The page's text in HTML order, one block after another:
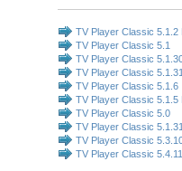
TV Player Classic 5.1.2
TV Player Classic 5.1
TV Player Classic
TV Player Classic 5.1.31
TV Player Classic 5.1.6
TV Player Classic 5.1.5
TV Player Classic 5.0
TV Player Classic 5.1.31
TV Player Classic
TV Player Classic 5.4.11